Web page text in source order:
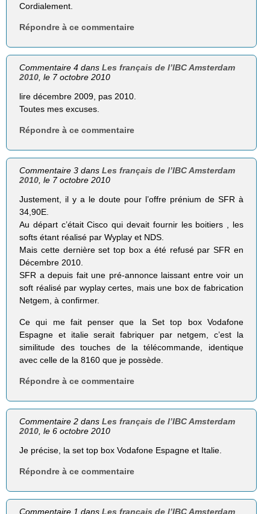
Cordialement.
Répondre à ce commentaire
Commentaire 4 dansLes français de l’IBC Amsterdam
2010 , le 7 octobre 2010
lire décembre 2009, pas 2010.
Toutes mes excuses.
Répondre à ce commentaire
Commentaire 3 dansLes français de l’IBC Amsterdam
2010, le 7 octobre 2010
Justement, il y a le doute pour l’offre prénium de SFR à
34,90E.
Au départ c’était Cisco qui devait fournir les boitiers , les
softs étant réalisé par Wyplay et NDS.
Mais cette dernière set top box a été refusé par SFR en
Décembre 2010.
SFR a depuis fait une pré-annonce laissant entre voir un
soft réalisé par wyplay certes, mais une box de fabrication
Netgem, à confirmer.
Ce qui me fait penser que la Set top box Vodafone
Espagne et italie serait fabriquer par netgem, c’est la
similitude des touches de la télécommande, identique
avec celle de la 8160 que je possède.
Répondre à ce commentaire
Commentaire 2 dansLes français de l’IBC Amsterdam
2010 , le 6 octobre 2010
Je précise, la set top box Vodafone Espagne et Italie.
Répondre à ce commentaire
Commentaire 1 dansLes français de l’IBC Amsterdam